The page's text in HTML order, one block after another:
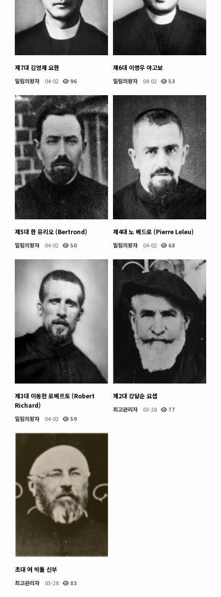
제7대 김영제 요한
밀림의왕자 04-02 96
제6대 이명우 야고보
밀림의왕자 04-02 53
제5대 한 유리오 (Bertrond)
밀림의왕자 04-02 50
제4대 노 베드로 (Pierre Leleu)
밀림의왕자 04-02 68
제3대 이동헌 로베르토 (Robert
Richard)
밀림의왕자 04-02 59
제2대 강달순 요셉
최고관리자 03-28 77
초대 여 빅돌 신부
최고관리자 03-28 83